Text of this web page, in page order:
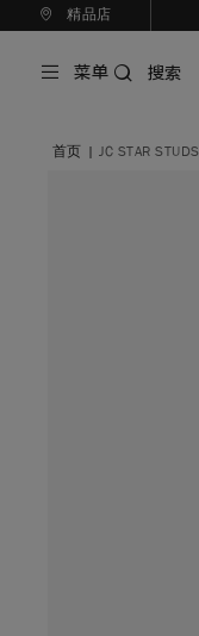
精品店
菜单 搜索
首页 | JC STAR STUDS